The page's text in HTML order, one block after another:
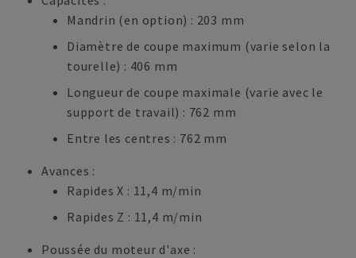
Mandrin (en option) : 203 mm
Diamètre de coupe maximum (varie selon la
tourelle) : 406 mm
Longueur de coupe maximale (varie avec le
support de travail) : 762 mm
Entre les centres : 762 mm
Avances :
Rapides X : 11,4 m/min
Rapides Z : 11,4 m/min
Poussée du moteur d'axe :